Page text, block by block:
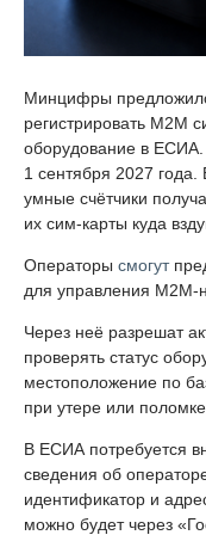
Минцифры
регистрировать M2M
оборудование в ЕСИА.
1 сентября 2027
умные счётчики
их сим-карты куда
Операторы смогут
для управления M2M-
Через неё разрешат
проверять статус
местоположение по
при утере или поломке
В ЕСИА потребуется
сведения об
идентификатор и
можно будет через